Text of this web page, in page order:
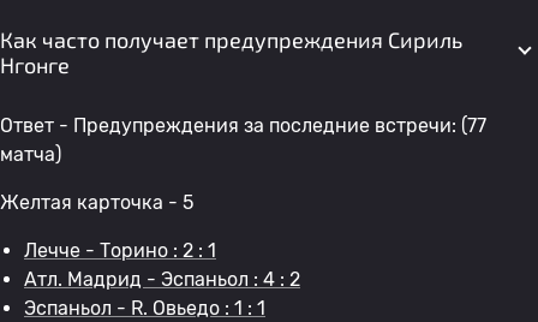
Как часто получает предупреждения Сириль
Нгонге
Ответ - Предупреждения за последние встречи: (77
матча)
Желтая карточка - 5
Лечче - Торино : 2 : 1
Атл. Мадрид - Эспаньол : 4 : 2
Эспаньол - R. Овьедо : 1 : 1